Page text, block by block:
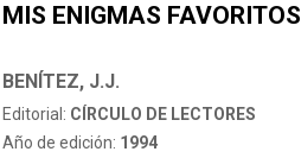
MIS ENIGMAS FAVORITOS
BENÍTEZ, J.J.
Editorial: CÍRCULO DE LECTORES
Año de edición: 1994